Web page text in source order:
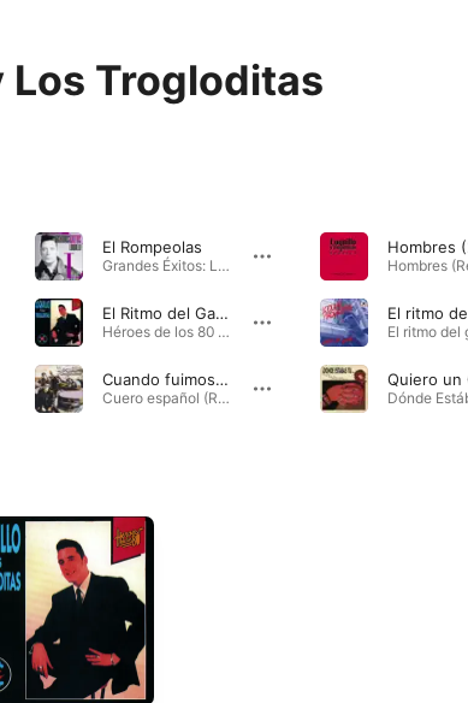
Los Trogloditas
El Rompeolas
Grandes Éxitos: Loquillo · 1988
El Ritmo del Garage
Héroes de los 80 · 1983
Cuando fuimos los mejores
Cuero español (Remaster 2017) · 2000